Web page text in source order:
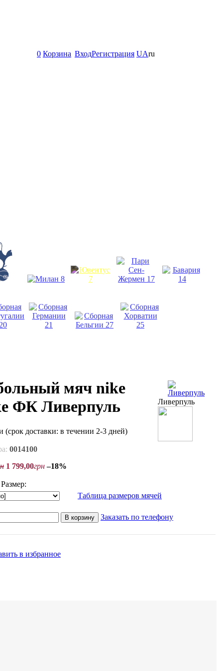
0 Корзина ВходРегистрация UAru
мяч nike
ФК Ливерпуль
(срок доставки: в течении 2-3 дней)
0014100
Ливерпуль
1 799,00грн –18%
Таблица размеров мячей
В корзину Заказать по телефону
в избранное